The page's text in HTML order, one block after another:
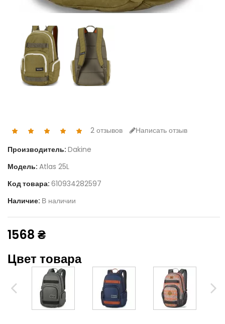
2 отзывов
Написать отзыв
Производитель: Dakine
Модель: Atlas 25L
Код товара: 610934282597
Наличие: В наличии
1568 ₴
Цвет товара